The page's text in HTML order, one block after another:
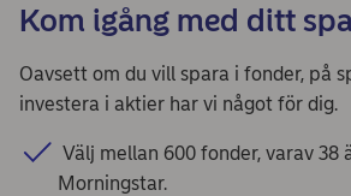
Kom igång med ditt
Oavsett om du vill spara i fonder, på
investera i aktier har vi något för dig.
Välj mellan 600 fonder, varav 38
Morningstar.